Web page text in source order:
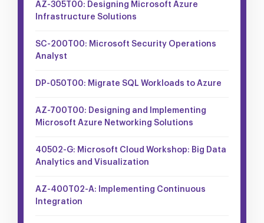
AZ-305T00: Designing Microsoft Azure
Infrastructure Solutions
SC-200T00: Microsoft Security Operations
Analyst
DP-050T00: Migrate SQL Workloads to Azure
AZ-700T00: Designing and Implementing
Microsoft Azure Networking Solutions
40502-G: Microsoft Cloud Workshop: Big Data
Analytics and Visualization
AZ-400T02-A: Implementing Continuous
Integration